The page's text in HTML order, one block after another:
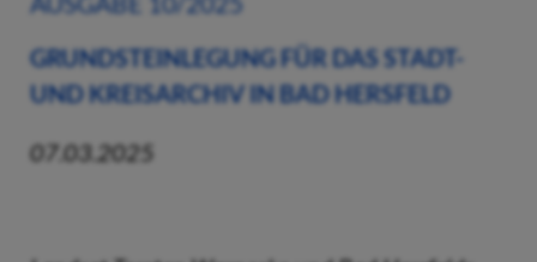
GRUNDSTEINLEGUNG FÜR DAS STADT-
UND KREISARCHIV IN BAD HERSFELD
07.03.2025